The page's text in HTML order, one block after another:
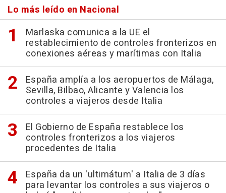
Lo más leído en Nacional
Marlaska comunica a la UE el
restablecimiento de controles fronterizos en
conexiones aéreas y marítimas con Italia
España amplía a los aeropuertos de Málaga,
Sevilla, Bilbao, Alicante y Valencia los
controles a viajeros desde Italia
El Gobierno de España restablece los
controles fronterizos a los viajeros
procedentes de Italia
España da un 'ultimátum' a Italia de 3 días
para levantar los controles a sus viajeros o